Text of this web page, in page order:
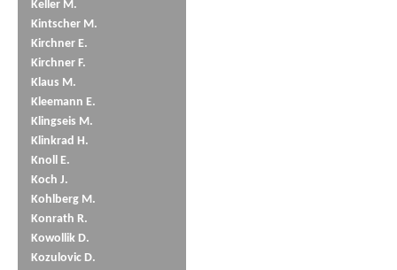
Keller M.
Kintscher M.
Kirchner E.
Kirchner F.
Klaus M.
Kleemann E.
Klingseis M.
Klinkrad H.
Knoll E.
Koch J.
Kohlberg M.
Konrath R.
Kowollik D.
Kozulovic D.